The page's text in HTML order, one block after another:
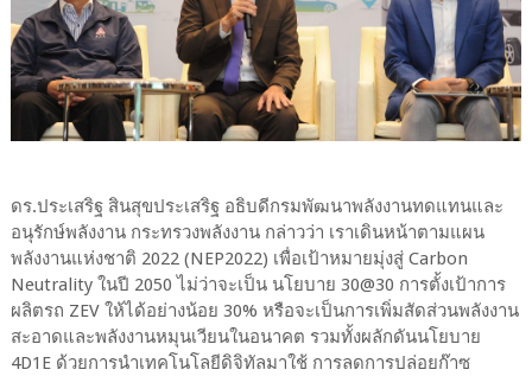
ดร.ประเสริฐ สินสุขประเสริฐ อธิบดีกรมพัฒนาพลังงานทดแทนและ
อนุรักษ์พลังงาน กระทรวงพลังงาน กล่าวว่า เราเดินหน้าตามแผน
พลังงานแห่งชาติ 2022 (NEP2022) เพื่อเป้าหมายมุ่งสู่ Carbon
Neutrality ในปี 2050 ไม่ว่าจะเป็น นโยบาย 30@30 การตั้งเป้าการ
ผลิตรถ ZEV ให้ได้อย่างน้อย 30% หรือจะเป็นการเพิ่มสัดส่วนพลังงาน
สะอาดและพลังงานหมุนเวียนในอนาคต รวมทั้งผลักดันนโยบาย
4D1E ด้วยการนำเทคโนโลยีดิจิทัลมาใช้ การลดการปล่อยก๊าซ